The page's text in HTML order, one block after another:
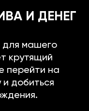
И ДЕНЕГ
для машего
крутящий
перейти на
добиться